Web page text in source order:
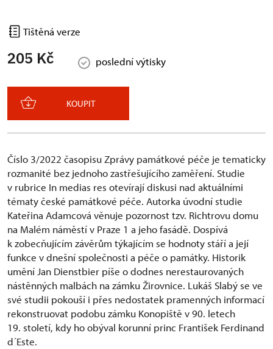
Tištěná verze
205 Kč poslední výtisky
KOUPIT
Číslo 3/2022 časopisu Zprávy památkové péče je tematicky
rozmanité bez jednoho zastřešujícího zaměření. Studie
v rubrice In medias res otevírají diskusi nad aktuálními
tématy české památkové péče. Autorka úvodní studie
Kateřina Adamcová věnuje pozornost tzv. Richtrovu domu
na Malém náměstí v Praze 1 a jeho fasádě. Dospívá
k zobecňujícím závěrům týkajícím se hodnoty stáří a její
funkce v dnešní společnosti a péče o památky. Historik
umění Jan Dienstbier píše o dodnes nerestaurovaných
nástěnných malbách na zámku Žirovnice. Lukáš Slabý se ve
své studii pokouší i přes nedostatek pramenných informací
rekonstruovat podobu zámku Konopiště v 90. letech
19. století, kdy ho obýval korunní princ František Ferdinand
d´Este.